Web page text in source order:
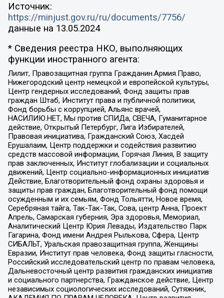
Источник:
https://minjust.gov.ru/ru/documents/7756/
данные на 13.05.2024
* Сведения реестра НКО, выполняющих
функции иностранного агента:
Лилит, Правозащитная группа Гражданин.Армия.Право,
Нижегородский центр немецкой и европейской культуры,
Центр гендерных исследований, Фонд защиты прав
граждан Штаб, Институт права и публичной политики,
Фонд борьбы с коррупцией, Альянс врачей,
НАСИЛИЮ.НЕТ, Мы против СПИДа, СВЕЧА, Гуманитарное
действие, Открытый Петербург, Лига Избирателей,
Правовая инициатива, Гражданский Союз, Хасдей
Ерушалаим, Центр поддержки и содействия развитию
средств массовой информации, Горячая Линия, В защиту
прав заключенных, Институт глобализации и социальных
движений, Центр социально-информационных инициатив
Действие, Благотворительный фонд охраны здоровья и
защиты прав граждан, Благотворительный фонд помощи
осужденным и их семьям, Фонд Тольятти, Новое время,
Серебряная тайга, Так-Так-Так, Сова, центр Анна, Проект
Апрель, Самарская губерния, Эра здоровья, Мемориал,
Аналитический Центр Юрия Левады, Издательство Парк
Гагарина, Фонд имени Андрея Рылькова, Сфера, Центр
СИБАЛЬТ, Уральская правозащитная группа, Женщины
Евразии, Институт прав человека, Фонд защиты гласности,
Российский исследовательский центр по правам человека,
Дальневосточный центр развития гражданских инициатив
и социального партнерства, Гражданское действие, Центр
независимых социологических исследований, Сутяжник,